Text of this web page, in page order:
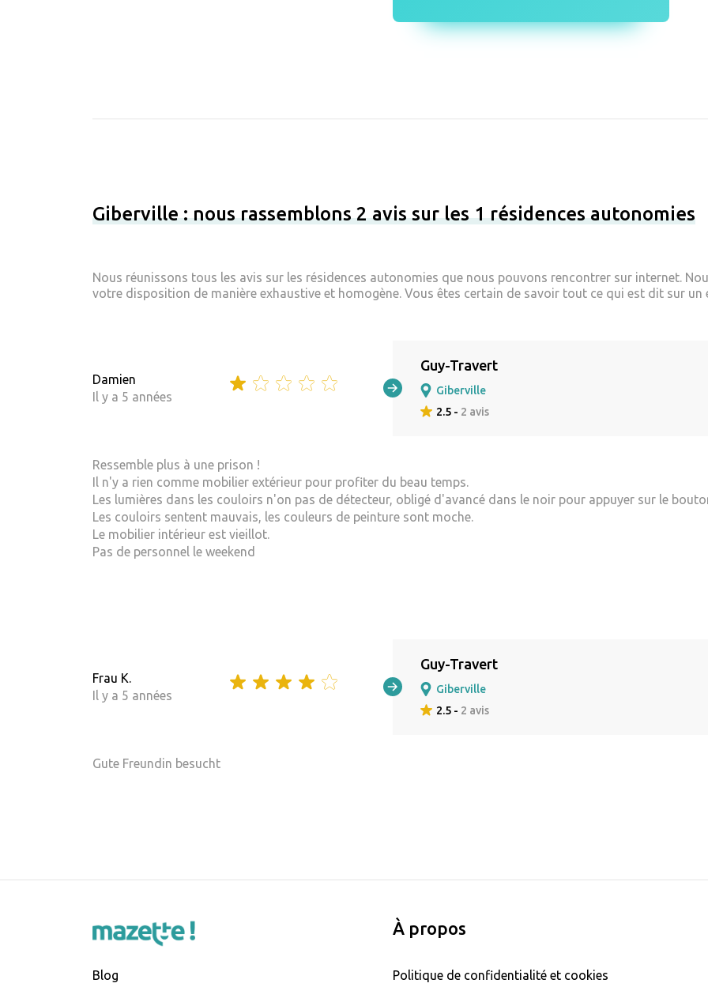
Giberville : nous rassemblons 2 avis sur les 1 résidences autonomies
Nous réunissons tous les avis sur les résidences autonomies que nous pouvons rencontrer sur internet.
votre disposition de manière exhaustive et homogène. Vous êtes certain de savoir tout ce qui est dit sur
Damien
Il y a 5 années
Guy-Travert
Giberville
2.5 - 2 avis
Ressemble plus à une prison !
Il n'y a rien comme mobilier extérieur pour profiter du beau temps.
Les lumières dans les couloirs n'on pas de détecteur, obligé d'avancé dans le noir pour appuyer sur le
Les couloirs sentent mauvais, les couleurs de peinture sont moche.
Le mobilier intérieur est vieillot.
Pas de personnel le weekend
Frau K.
Il y a 5 années
Guy-Travert
Giberville
2.5 - 2 avis
Gute Freundin besucht
Blog
À propos
Politique de confidentialité et cookies